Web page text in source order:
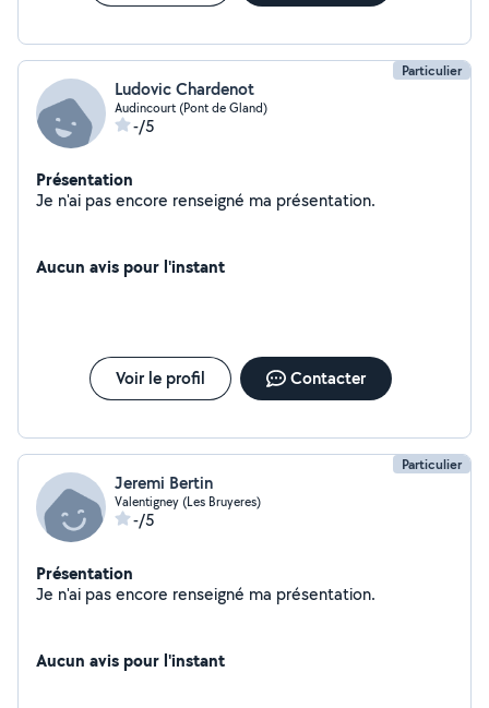
Particulier
Ludovic Chardenot
Audincourt (Pont de Gland)
-/5
Présentation
Je n'ai pas encore renseigné ma présentation.
Aucun avis pour l'instant
Voir le profil Contacter
Particulier
Jeremi Bertin
Valentigney (Les Bruyeres)
-/5
Présentation
Je n'ai pas encore renseigné ma présentation.
Aucun avis pour l'instant